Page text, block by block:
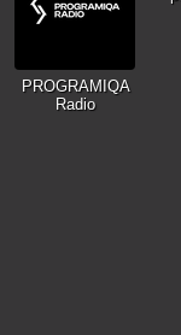
PROGRAMIQA
Radio